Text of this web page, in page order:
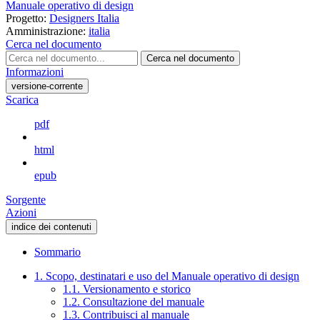
Manuale operativo di design
Progetto: Designers Italia
Amministrazione: italia
Cerca nel documento
Cerca nel documento
Informazioni
versione-corrente
Scarica
pdf
html
epub
Sorgente
Azioni
indice dei contenuti
Sommario
1. Scopo, destinatari e uso del Manuale operativo di design
1.1. Versionamento e storico
1.2. Consultazione del manuale
1.3. Contribuisci al manuale